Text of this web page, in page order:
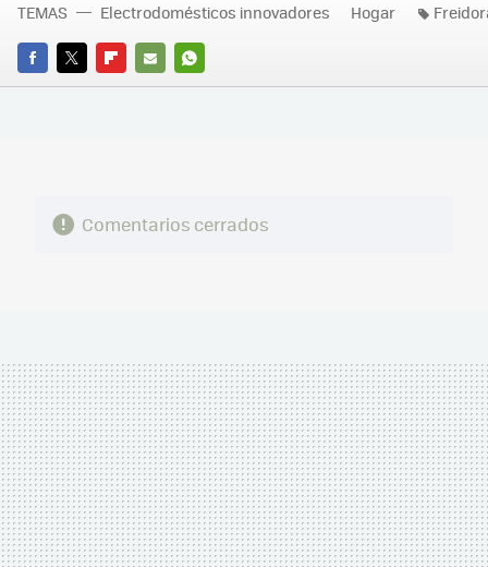
FACEBOOK
TWITTERFLIPBOARD
E-
WHATSAPP
TEMAS Electrodomésticos innovadores Hogar
Comentarios cerrados